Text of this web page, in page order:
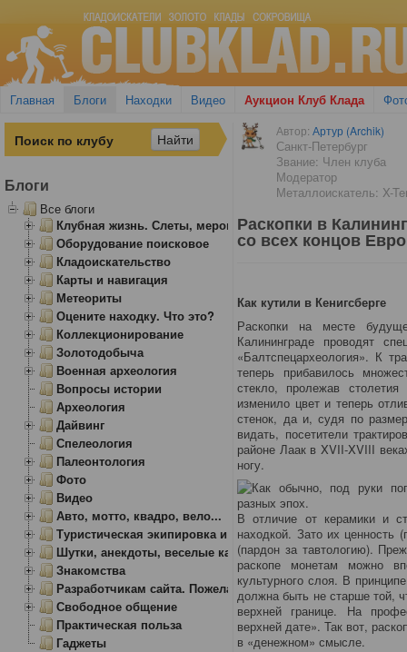
Главная Блоги Находки Видео Аукцион Клуб Клада
Автор: Артур (Archik)
Санкт-Петербург
Звание: Член клуба
Модератор
Металлоискатель: X-
Раскопки в
со всех концов
Как кутили в Кенигсберге
Раскопки на месте
Калининграде проводят
«Балтспецархеология». К
теперь прибавилось
стекло, пролежав
изменило цвет и теперь
стенок, да и, судя по
видать, посетители
районе Лаак в XVII-XVIII
ногу.
В отличие от керамики и
находкой. Зато их ценность
(пардон за тавтологию).
раскопе монетам можно
культурного слоя. В
должна быть не старше той,
верхней границе. На
верхней дате». Так вот,
в «денежном» смысле.
Блоги
Все блоги
Клубная жизнь. Слеты, мероприятия
Оборудование поисковое
Кладоискательство
Карты и навигация
Метеориты
Оцените находку. Что это?
Коллекционирование
Золотодобыча
Военная археология
Вопросы истории
Археология
Дайвинг
Спелеология
Палеонтология
Фото
Видео
Авто, мотто, квадро, вело...
Туристическая экипировка и снаряжение
Шутки, анекдоты, веселые картинки
Знакомства
Разработчикам сайта. Пожелания, замечания.
Свободное общение
Практическая польза
Гаджеты